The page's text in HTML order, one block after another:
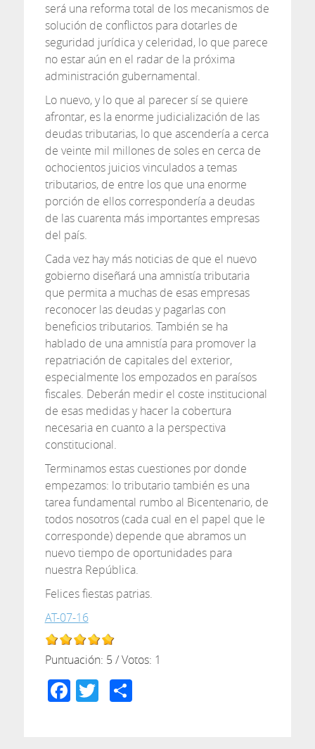
será una reforma total de los mecanismos de
solución de conflictos para dotarles de
seguridad jurídica y celeridad, lo que parece
no estar aún en el radar de la próxima
administración gubernamental.
Lo nuevo, y lo que al parecer sí se quiere
afrontar, es la enorme judicialización de las
deudas tributarias, lo que ascendería a cerca
de veinte mil millones de soles en cerca de
ochocientos juicios vinculados a temas
tributarios, de entre los que una enorme
porción de ellos correspondería a deudas
de las cuarenta más importantes empresas
del país.
Cada vez hay más noticias de que el nuevo
gobierno diseñará una amnistía tributaria
que permita a muchas de esas empresas
reconocer las deudas y pagarlas con
beneficios tributarios. También se ha
hablado de una amnistía para promover la
repatriación de capitales del exterior,
especialmente los empozados en paraísos
fiscales. Deberán medir el coste institucional
de esas medidas y hacer la cobertura
necesaria en cuanto a la perspectiva
constitucional.
Terminamos estas cuestiones por donde
empezamos: lo tributario también es una
tarea fundamental rumbo al Bicentenario, de
todos nosotros (cada cual en el papel que le
corresponde) depende que abramos un
nuevo tiempo de oportunidades para
nuestra República.
Felices fiestas patrias.
AT-07-16
Puntuación: 5 / Votos: 1
Facebook
TwitterCompartir